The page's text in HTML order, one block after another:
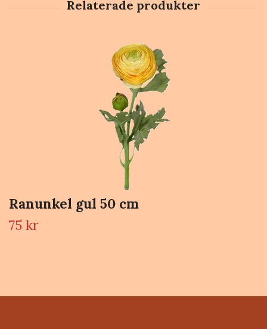
Ranunkel gul 50 cm
75 kr